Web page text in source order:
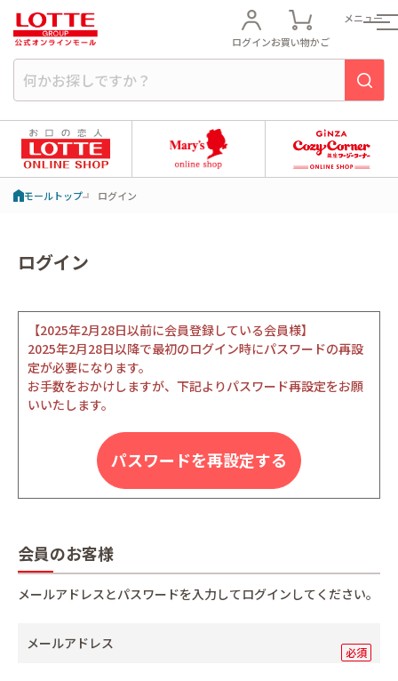
ログインお買い物かご
メニュー
モールトップ ログイン
ログイン
【2025年2月28日以前に会員登録している会員様】
2025年2月28日以降で最初のログイン時にパスワードの再設
定が必要になります。
お手数をおかけしますが、下記よりパスワード再設定をお願
いいたします。
パスワードを再設定する
会員のお客様
メールアドレスとパスワードを入力してログインしてください。
メールアドレス